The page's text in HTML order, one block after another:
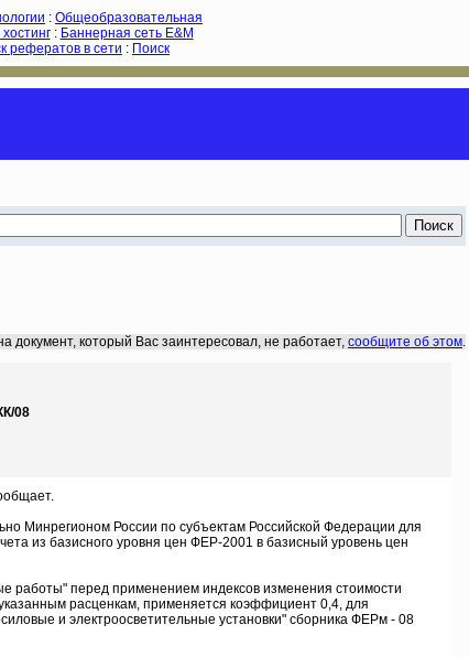
: Общеобразовательная
: Баннерная сеть E&M
рефератов в сети : Поиск
документ, который Вас заинтересовал, не работает, сообщите об этом.
08
Минрегионом России по субъектам Российской Федерации для
из базисного уровня цен ФЕР-2001 в базисный уровень цен
работы" перед применением индексов изменения стоимости
расценкам, применяется коэффициент 0,4, для
и электроосветительные установки" сборника ФЕРм - 08